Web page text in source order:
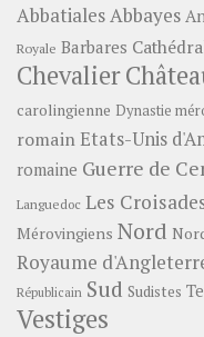
Abbatiales Abbayes
Royale Barbares
Chevalier
carolingienne Dynastie
romainEtats-Unis
romaine Guerre de
Languedoc Les
Mérovingiens Nord
Royaume
Républicain Sud Sudistes
Vestiges